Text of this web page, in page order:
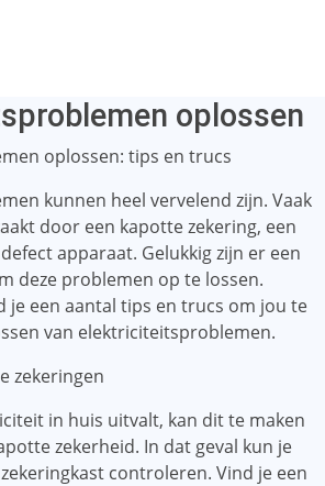
oplossen
oplossen: tips en trucs
kunnen heel vervelend zijn. Vaak
door een kapotte zekering, een
apparaat. Gelukkig zijn er een
deze problemen op te lossen.
je een aantal tips en trucs om jou te
van elektriciteitsproblemen.
zekeringen
in huis uitvalt, kan dit te maken
zekerheid. In dat geval kun je
controleren. Vind je een